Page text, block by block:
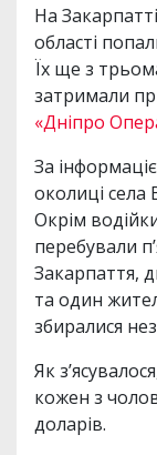
На
області
Їх ще з
затримали
«Дніпро
За
околиці села
Окрім
перебували
Закарпаття,
та один
збиралися
Як
кожен з
доларів.